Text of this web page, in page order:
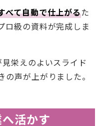
べて自動で仕上がるた
ロ級の資料が完成しま
栄えのよいスライド
声が上がりました。
活かす